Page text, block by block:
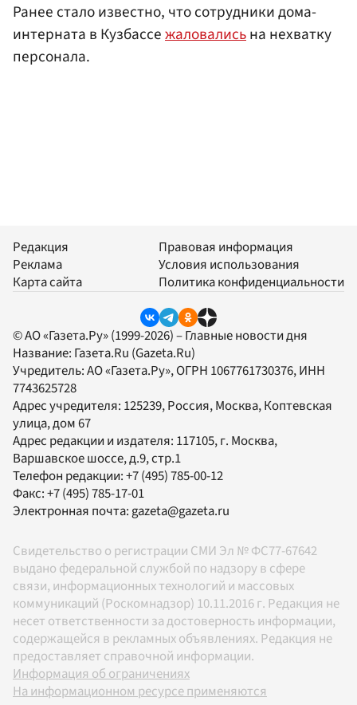
Ранее стало известно, что сотрудники дома-
интерната в Кузбассежаловалисьна нехватку
персонала.
Редакция
Реклама
Карта сайта
Правовая информация
Условия использования
Политика конфиденциальности
© АО «Газета.Ру» (1999-2026) – Главные новости дня
Название: Газета.Ru (Gazeta.Ru)
Учредитель:АО «Газета.Ру», ОГРН 1067761730376, ИНН
7743625728
Адрес учредителя: 125239, Россия, Москва, Коптевская
улица, дом 67
Адрес редакции и издателя: 117105, г. Москва,
Варшавское шоссе, д.9, стр.1
Телефон редакции:+7 (495) 785-00-12
Факс:+7 (495) 785-17-01
Электронная почта: gazeta@gazeta.ru
Свидетельство о регистрации СМИ Эл № ФС77-67642
выдано федеральной службой по надзору в сфере
связи, информационных технологий и массовых
коммуникаций (Роскомнадзор) 10.11.2016 г. Редакция не
несет ответственности за достоверность информации,
содержащейся в рекламных объявлениях. Редакция не
предоставляет справочной информации.
Информация об ограничениях
На информационном ресурсе применяются